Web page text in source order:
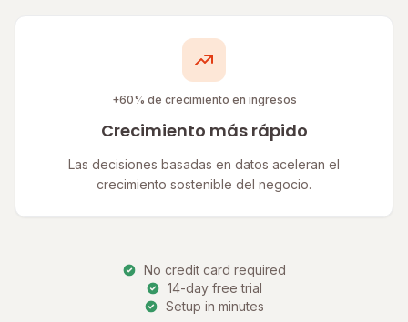
+60% de crecimiento en ingresos
Crecimiento más rápido
Las decisiones basadas en datos aceleran el
crecimiento sostenible del negocio.
No credit card required
14-day free trial
Setup in minutes